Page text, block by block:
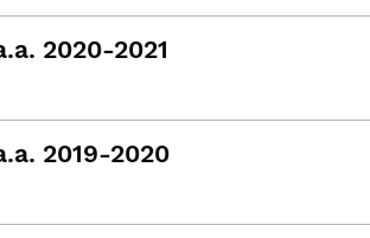
2020-2021
2019-2020